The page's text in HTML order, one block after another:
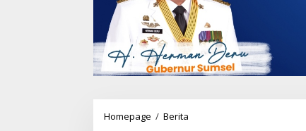
Homepage / Berita